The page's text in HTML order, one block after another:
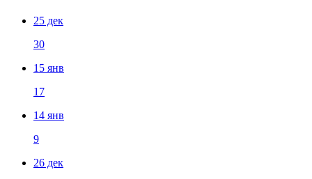
25 дек
30
15 янв
17
14 янв
9
26 дек